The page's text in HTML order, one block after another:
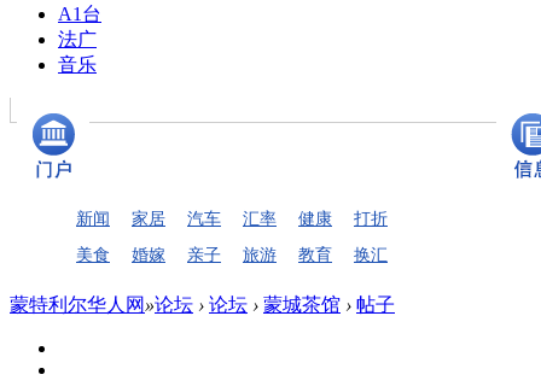
A1台
法广
音乐
新闻 家居 汽车 汇率 健康
打折
美食
婚嫁 亲子 旅游 教育 换汇
蒙特利尔华人网 »论坛 › 论坛 › 蒙城茶馆 › 帖子